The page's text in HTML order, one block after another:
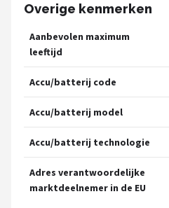
Overige kenmerken
Aanbevolen maximum
leeftijd
Accu/batterij code
Accu/batterij model
Accu/batterij technologie
Adres verantwoordelijke
marktdeelnemer in de EU